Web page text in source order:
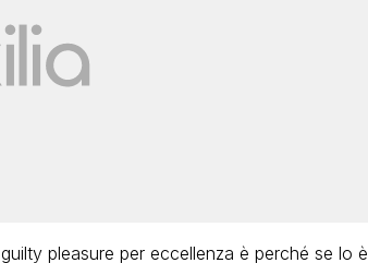
pleasure per eccellenza è perché se lo è